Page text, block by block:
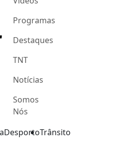
Programas
Destaques
TNT
Notícias
Somos
Nós
DesportoTrânsito